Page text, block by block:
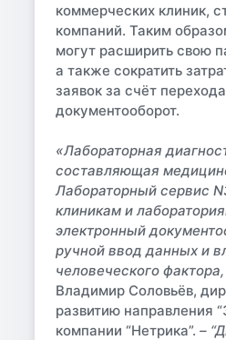
коммерческих клиник,
компаний. Таким
могут расширить свою
а также сократить
заявок за счёт
документооборот.
«Лабораторная
составляющая
Лабораторный сервис
клиникам и
электронный
ручной ввод данных и
человеческого фактора,
Владимир Соловьёв,
развитию направления
компании “Нетрика”. –